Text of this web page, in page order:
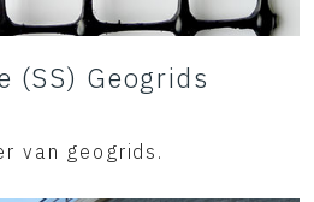
(SS) Geogrids
van geogrids.